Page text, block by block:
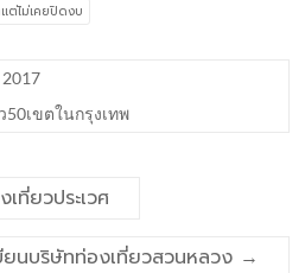
ต่ไม่เคยปิดงบ
เขตในกรุงเทพ
ที่ยวประเวศ
ยนบริษัทท่องเที่ยวสวนหลวง →